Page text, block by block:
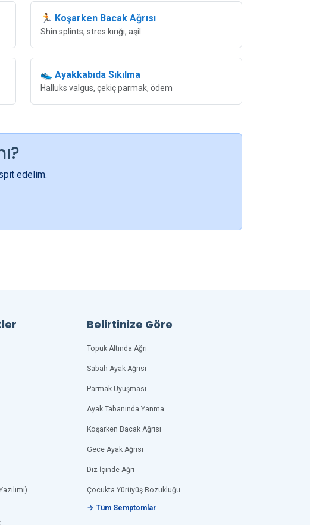
🏃 Koşarken Bacak Ağrısı
Shin splints, stres kırığı, aşil
👟 Ayakkabıda Sıkılma
Halluks valgus, çekiç parmak, ödem
edelim.
Belirtinize Göre
Topuk Altında Ağrı
Sabah Ayak Ağrısı
Parmak Uyuşması
Ayak Tabanında Yanma
Koşarken Bacak Ağrısı
Gece Ayak Ağrısı
Diz İçinde Ağrı
Çocukta Yürüyüş Bozukluğu
→ Tüm Semptomlar